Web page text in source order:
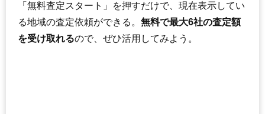
「無料査定スタート」を押すだけで、現在表示してい
る地域の査定依頼ができる。 無料で最大6社の査定額
を受け取れるので、ぜひ活用してみよう。